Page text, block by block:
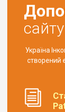
сайту
Україна
створений